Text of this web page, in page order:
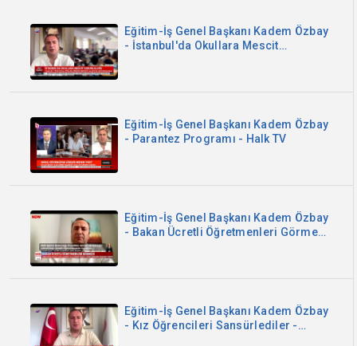
Eğitim-İş Genel Başkanı Kadem Özbay
- İstanbul'da Okullara Mescit
Eğitim-İş Genel Başkanı Kadem Özbay
- Parantez Programı - Halk TV
Eğitim-İş Genel Başkanı Kadem Özbay
- Bakan Ücretli Öğretmenleri Görmedi
Eğitim-İş Genel Başkanı Kadem Özbay
- Kız Öğrencileri Sansürlediler -